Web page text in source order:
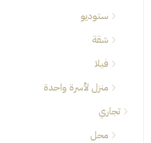
ستوديو
شقة
فيلا
منزل لأسرة واحدة
تجاري
محل